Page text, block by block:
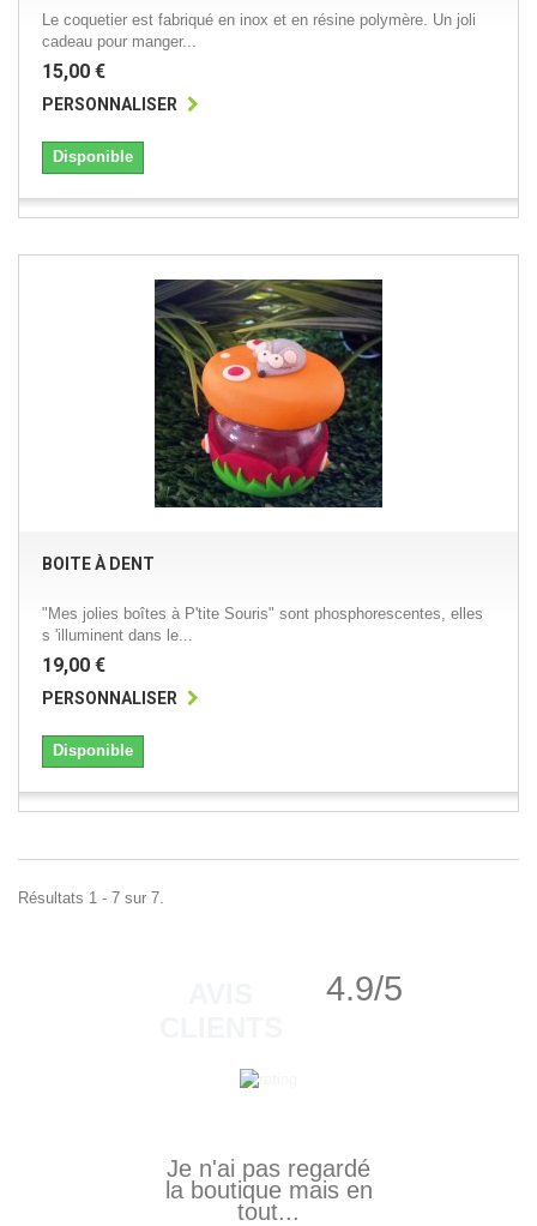
Le coquetier est fabriqué en inox et en résine polymère. Un joli
cadeau pour manger...
15,00 €
PERSONNALISER
Disponible
BOITE À DENT
"Mes jolies boîtes à P'tite Souris" sont phosphorescentes, elles
s 'illuminent dans le...
19,00 €
PERSONNALISER
Disponible
Résultats 1 - 7 sur 7.
4.9/5
Je n'ai pas regardé
la boutique mais en
tout...